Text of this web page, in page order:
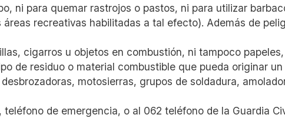
ni para quemar rastrojos o pastos, ni para utilizar
recreativas habilitadas a tal efecto). Además de
cigarros u objetos en combustión, ni tampoco papeles,
de residuo o material combustible que pueda originar un
motosierras, grupos de soldadura,
teléfono de emergencia, o al 062 teléfono de la Guardia